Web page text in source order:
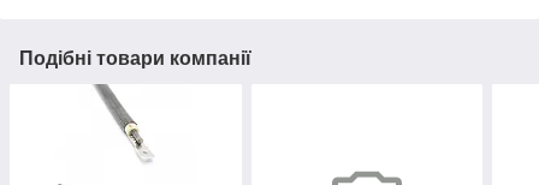
Подібні товари компанії